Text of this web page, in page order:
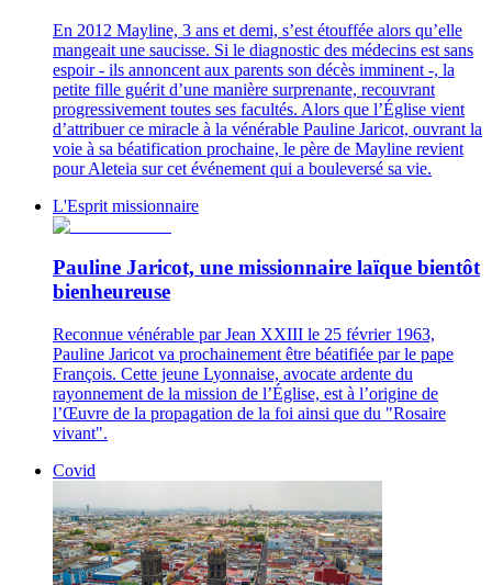
En 2012 Mayline, 3 ans et demi, s’est étouffée alors qu’elle
mangeait une saucisse. Si le diagnostic des médecins est sans
espoir - ils annoncent aux parents son décès imminent -, la
petite fille guérit d’une manière surprenante, recouvrant
progressivement toutes ses facultés. Alors que l’Église vient
d’attribuer ce miracle à la vénérable Pauline Jaricot, ouvrant la
voie à sa béatification prochaine, le père de Mayline revient
pour Aleteia sur cet événement qui a bouleversé sa vie.
L'Esprit missionnaire
Pauline Jaricot, une missionnaire laïque bientôt
bienheureuse
Reconnue vénérable par Jean XXIII le 25 février 1963,
Pauline Jaricot va prochainement être béatifiée par le pape
François. Cette jeune Lyonnaise, avocate ardente du
rayonnement de la mission de l’Église, est à l’origine de
l’Œuvre de la propagation de la foi ainsi que du "Rosaire
vivant".
Covid